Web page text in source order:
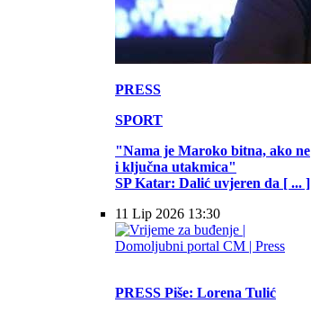
PRESS
SPORT
"Nama je Maroko bitna, ako ne
i ključna utakmica"
SP Katar: Dalić uvjeren da [ ... ]
11 Lip 2026 13:30
PRESS Piše: Lorena Tulić